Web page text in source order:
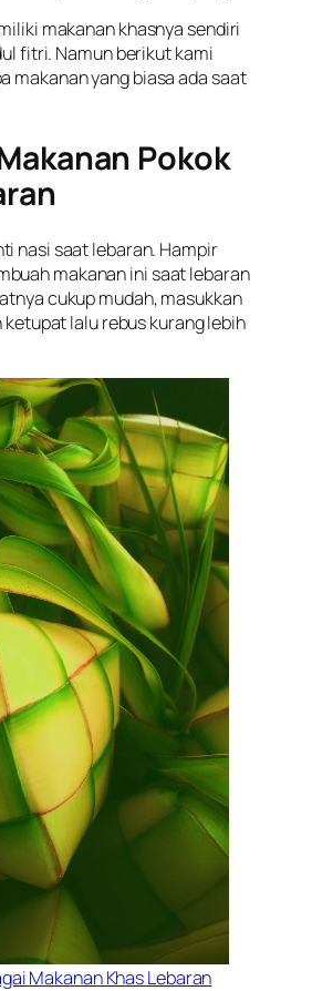
makanan khasnya sendiri
fitri. Namun berikut kami
makanan yang biasa ada saat
Pokok
nasi saat lebaran. Hampir
makanan ini saat lebaran
cukup mudah, masukkan
lalu rebus kurang lebih
Makanan Khas Lebaran